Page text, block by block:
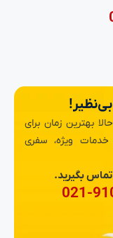
بهترین زمان برای
ویژه، سفری
تماس بگیرید.
021-